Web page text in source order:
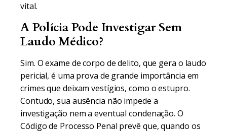
vital.
A Polícia Pode Investigar Sem
Laudo Médico?
Sim. O exame de corpo de delito, que gera o laudo
pericial, é uma prova de grande importância em
crimes que deixam vestígios, como o estupro.
Contudo, sua ausência não impede a
investigação nem a eventual condenação. O
Código de Processo Penal prevê que, quando os